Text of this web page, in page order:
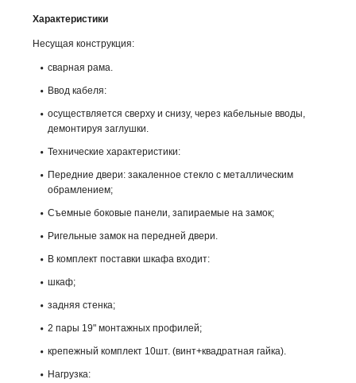
Характеристики
Несущая конструкция:
сварная рама.
Ввод кабеля:
осуществляется сверху и снизу, через кабельные вводы,
демонтируя заглушки.
Технические характеристики:
Передние двери: закаленное стекло с металлическим
обрамлением;
Съемные боковые панели, запираемые на замок;
Ригельные замок на передней двери.
В комплект поставки шкафа входит:
шкаф;
задняя стенка;
2 пары 19" монтажных профилей;
крепежный комплект 10шт. (винт+квадратная гайка).
Нагрузка: